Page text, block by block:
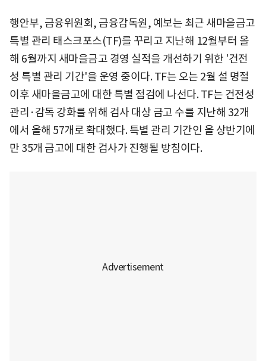
행안부, 금융위원회, 금융감독원, 예보는 최근 새마을금고
특별 관리 태스크포스(TF)를 꾸리고 지난해 12월부터 올
해 6월까지 새마을금고 경영 실적을 개선하기 위한 '건전
성 특별 관리 기간'을 운영 중이다. TF는 오는 2월 설 명절
이후 새마을금고에 대한 특별 점검에 나선다. TF는 건전성
관리·감독 강화를 위해 검사 대상 금고 수를 지난해 32개
에서 올해 57개로 확대했다. 특별 관리 기간인 올 상반기에
만 35개 금고에 대한 검사가 진행될 방침이다.